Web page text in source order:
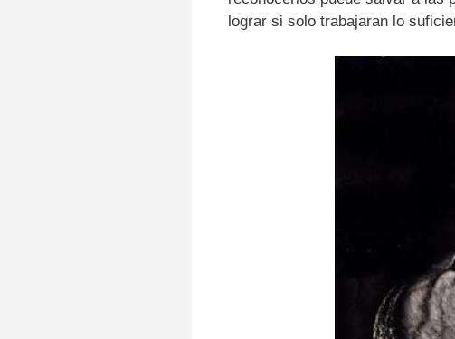
lograr si solo trabajaran lo